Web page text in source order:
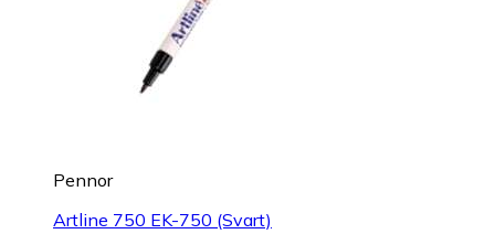
Pennor
Artline 750 EK-750 (Svart)